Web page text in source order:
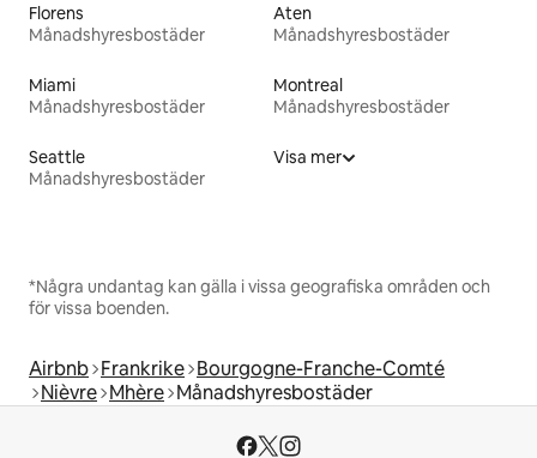
Florens
Månadshyresbostäder
Aten
Månadshyresbostäder
Miami
Månadshyresbostäder
Montreal
Månadshyresbostäder
Seattle
Månadshyresbostäder
Visa mer
*Några undantag kan gälla i vissa geografiska områden och
för vissa boenden.
Airbnb Frankrike Bourgogne-Franche-Comté
Nièvre Mhère Månadshyresbostäder